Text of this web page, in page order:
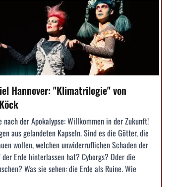
Hannover: "Klimatrilogie" von
nach der Apokalypse: Willkommen in der Zukunft!
aus gelandeten Kapseln. Sind es die Götter, die
wollen, welchen unwiderruflichen Schaden der
Erde hinterlassen hat? Cyborgs? Oder die
Was sie sehen: die Erde als Ruine. Wie